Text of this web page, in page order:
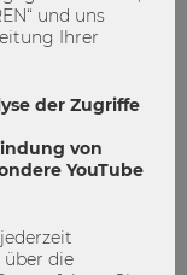
anders
Mitgliedsland
Sicht
ist
sehr
zudem, dass
und uns
Ihrer
der Zugriffe
von
YouTube
die